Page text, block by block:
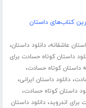
کتاب‌های داستان
عاشقانه،دانلود داستان،
داستان کوتاه حسادت برای
داستان کوتاه حسادت،
،دانلود داستان ایرانی،
داستان کوتاه حسادت،
برای اندروید،دانلود داستان